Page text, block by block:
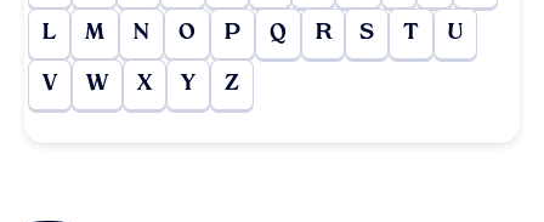
L M N O P Q R S T U
V W X Y Z